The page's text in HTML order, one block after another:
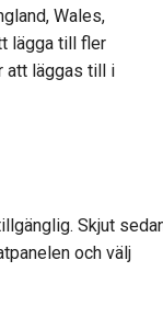
Wales,
lägga till fler
att läggas till i
Skjut
och välj